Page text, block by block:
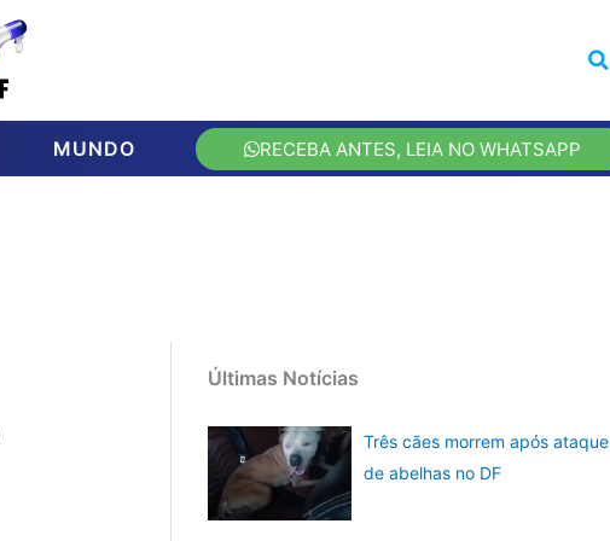
MUNDO RECEBA ANTES, LEIA NO WHATSAPP
Últimas Notícias
Três cães morrem após ataque
de abelhas no DF